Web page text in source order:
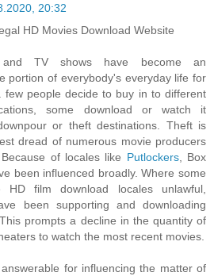
20:32
HD Movies Download Website
and TV shows have become an
portion of everybody's everyday life for
few people decide to buy in to different
some download or watch it
or theft destinations. Theft is
dread of numerous movie producers
of locales like Putlockers, Box
been influenced broadly. Where some
HD film download locales unlawful,
been supporting and downloading
prompts a decline in the quantity of
to watch the most recent movies.
for influencing the matter of